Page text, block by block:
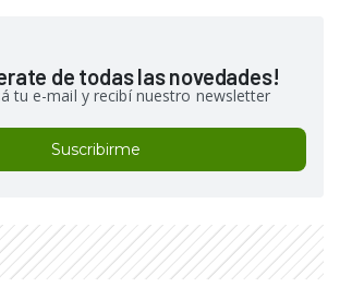
de todas las novedades!
tu e-mail y recibí nuestro newsletter
Suscribirme